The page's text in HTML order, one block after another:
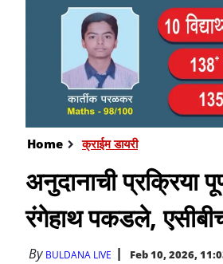
Home क्राईम डायरी
अनुदानाची प्रक्रिया
रंगेहाथ पकडले,
By BULDANA LIVE Feb 10, 2026,